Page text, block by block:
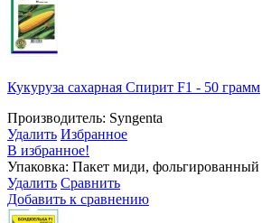
Кукуруза сахарная Спирит F1 - 50 грамм
Производитель: Syngenta
Удалить Избранное
В избранное!
Упаковка: Пакет миди, фольгированный
Удалить Сравнить
Добавить к сравнению